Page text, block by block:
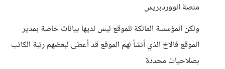
منصة الووردبريس
ولكن المؤسسة المالكة للموقع ليس لديها بيانات خاصة بمدير
الموقع فالاخ الذي أنشأ لهم الموقع قد أعطى لبعضهم رتبة الكاتب
بصلاحيات محددة